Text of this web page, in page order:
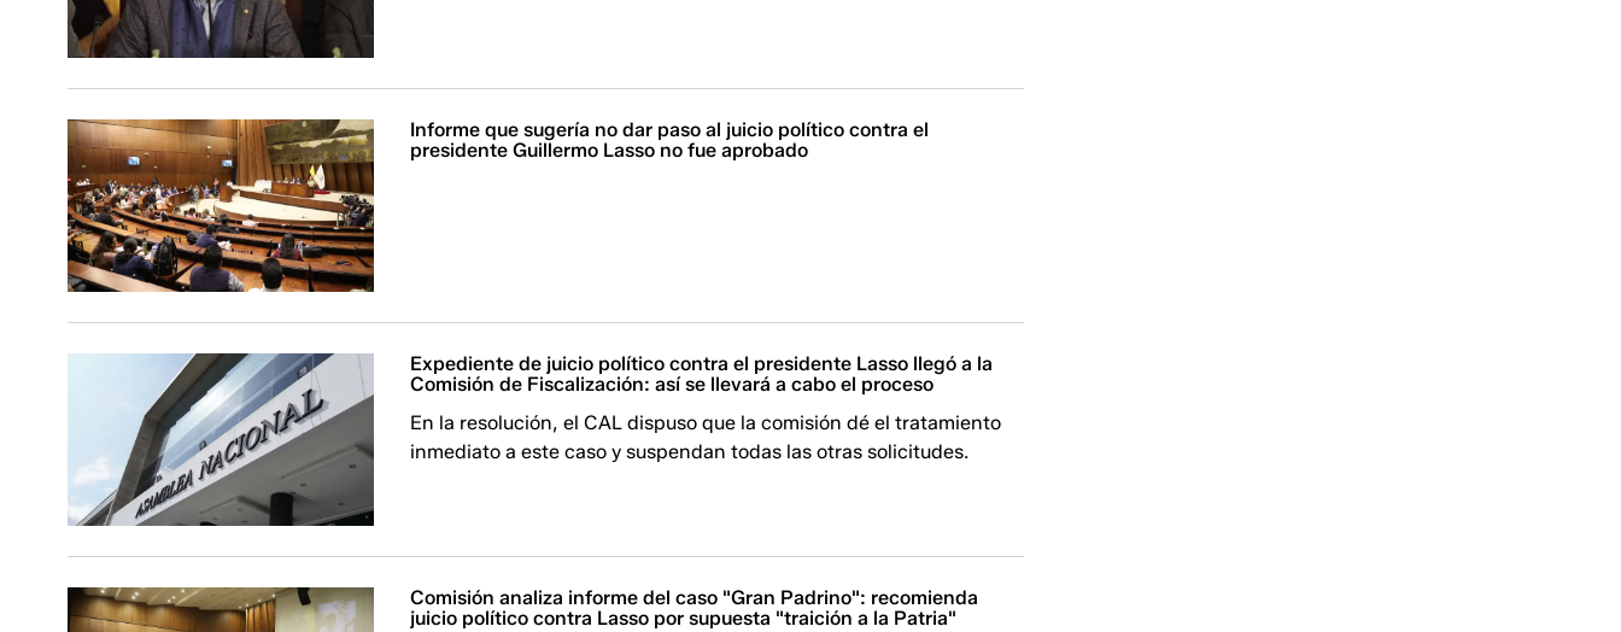
Informe que sugería no dar paso al juicio político contra el
presidente Guillermo Lasso no fue aprobado
Expediente de juicio político contra el presidente Lasso llegó a la
Comisión de Fiscalización: así se llevará a cabo el proceso
En la resolución, el CAL dispuso que la comisión dé el tratamiento
inmediato a este caso y suspendan todas las otras solicitudes.
Comisión analiza informe del caso "Gran Padrino": recomienda
juicio político contra Lasso por supuesta "traición a la Patria"